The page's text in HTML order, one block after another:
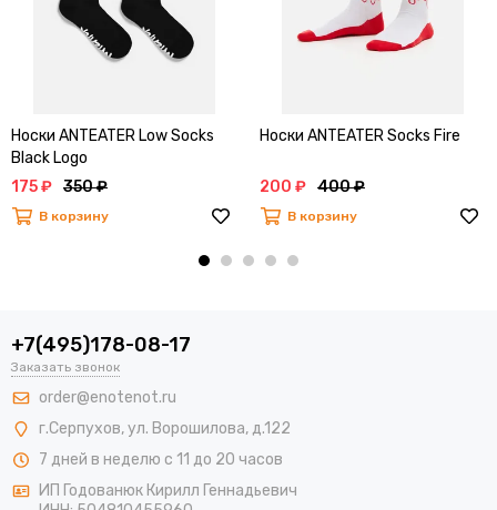
Носки ANTEATER Low Socks
Black Logo
175 ₽ 350 ₽
В корзину
Носки ANTEATER Socks Fire
200 ₽ 400 ₽
В корзину
+7(495)178-08-17
Заказать звонок
order@enotenot.ru
г.Серпухов, ул. Ворошилова, д.122
7 дней в неделю с 11 до 20 часов
ИП Годованюк Кирилл Геннадьевич